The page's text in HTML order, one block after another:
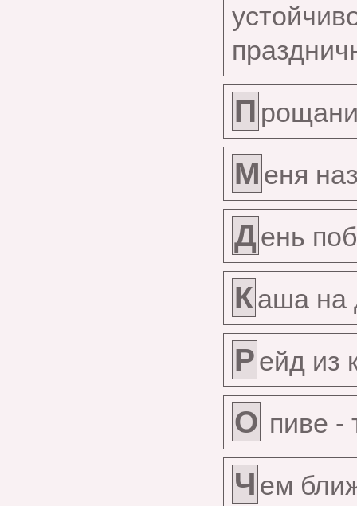
П
М еня
День
Каша на
Рейд из
О пиве -
Ч ем